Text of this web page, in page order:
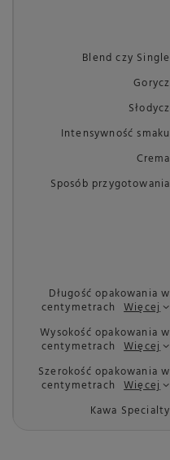
Blend czy Single
Gorycz
Słodycz
Intensywność smaku
Crema
Sposób przygotowania
Długość opakowania w
centymetrach Więcej
Wysokość opakowania w
centymetrach Więcej
Szerokość opakowania w
centymetrach Więcej
Kawa Specialty